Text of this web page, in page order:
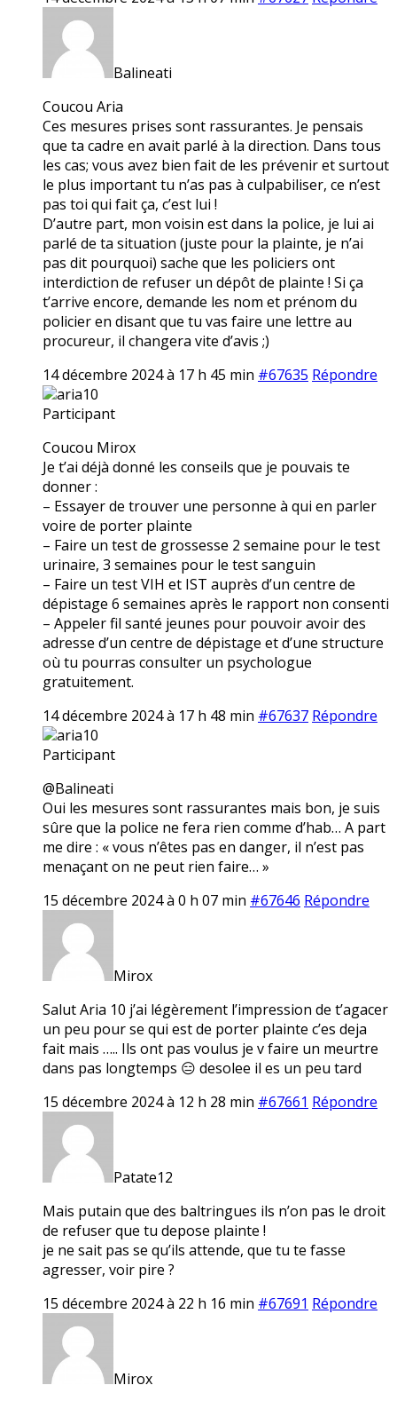
Balineati
Coucou Aria
Ces mesures prises sont rassurantes. Je pensais
que ta cadre en avait parlé à la direction. Dans tous
les cas; vous avez bien fait de les prévenir et surtout
le plus important tu n’as pas à culpabiliser, ce n’est
pas toi qui fait ça, c’est lui !
D’autre part, mon voisin est dans la police, je lui ai
parlé de ta situation (juste pour la plainte, je n’ai
pas dit pourquoi) sache que les policiers ont
interdiction de refuser un dépôt de plainte ! Si ça
t’arrive encore, demande les nom et prénom du
policier en disant que tu vas faire une lettre au
procureur, il changera vite d’avis ;)
14 décembre 2024 à 17 h 45 min #67635 Répondre
aria10
Participant
Coucou Mirox
Je t’ai déjà donné les conseils que je pouvais te
donner :
– Essayer de trouver une personne à qui en parler
voire de porter plainte
– Faire un test de grossesse 2 semaine pour le test
urinaire, 3 semaines pour le test sanguin
– Faire un test VIH et IST auprès d’un centre de
dépistage 6 semaines après le rapport non consenti
– Appeler fil santé jeunes pour pouvoir avoir des
adresse d’un centre de dépistage et d’une structure
où tu pourras consulter un psychologue
gratuitement.
14 décembre 2024 à 17 h 48 min #67637 Répondre
aria10
Participant
@Balineati
Oui les mesures sont rassurantes mais bon, je suis
sûre que la police ne fera rien comme d’hab… A part
me dire : « vous n’êtes pas en danger, il n’est pas
menaçant on ne peut rien faire… »
15 décembre 2024 à 0 h 07 min #67646 Répondre
Mirox
Salut Aria 10 j’ai légèrement l’impression de t’agacer
un peu pour se qui est de porter plainte c’es deja
fait mais ….. Ils ont pas voulus je v faire un meurtre
dans pas longtemps 😑 desolee il es un peu tard
15 décembre 2024 à 12 h 28 min #67661 Répondre
Patate12
Mais putain que des baltringues ils n’on pas le droit
de refuser que tu depose plainte !
je ne sait pas se qu’ils attende, que tu te fasse
agresser, voir pire ?
15 décembre 2024 à 22 h 16 min #67691 Répondre
Mirox